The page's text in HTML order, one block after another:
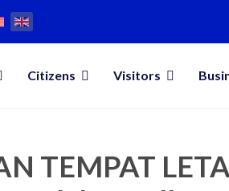
Citizens Visitors
TEMPAT